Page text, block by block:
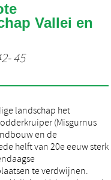
Vallei en
45
landschap het
(Misgurnus
en de
helft van 20e eeuw sterk
te verdwijnen.